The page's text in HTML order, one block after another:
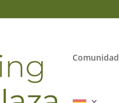
Comunidad